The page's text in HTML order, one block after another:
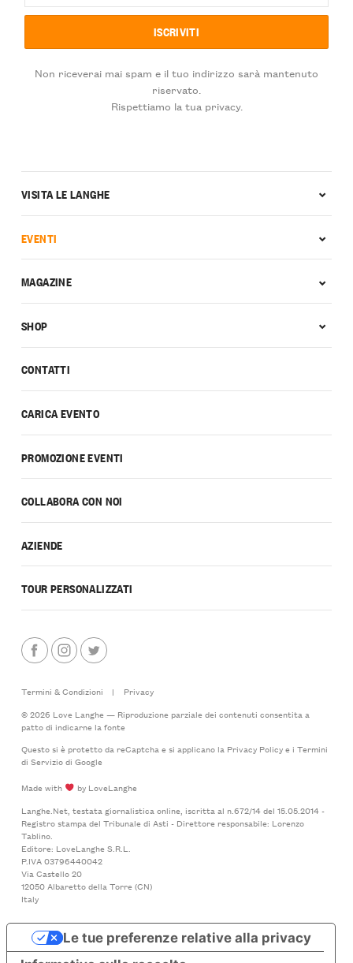
Non riceverai mai spam e il tuo indirizzo sarà mantenuto
riservato.
Rispettiamo la tua privacy.
CONTATTI
CARICA EVENTO
PROMOZIONE EVENTI
COLLABORA CON NOI
AZIENDE
TOUR PERSONALIZZATI
VISITA LE LANGHE
EVENTI
MAGAZINE
SHOP
Termini & Condizioni |
Privacy
© 2026 Love Langhe — Riproduzione parziale dei contenuti consentita a
patto di indicarne la fonte
Questo si è protetto da reCaptcha e si applicano la Privacy Policye i Termini
di Serviziodi Google
Made with
by LoveLanghe
Langhe.Net, testata giornalistica online, iscritta al n.672/14 del 15.05.2014 -
Registro stampa del Tribunale di Asti - Direttore responsabile: Lorenzo
Tablino.
Editore: LoveLanghe S.R.L.
P.IVA 03796440042
Via Castello 20
12050 Albaretto della Torre (CN)
Italy
Le tue preferenze relative alla privacy